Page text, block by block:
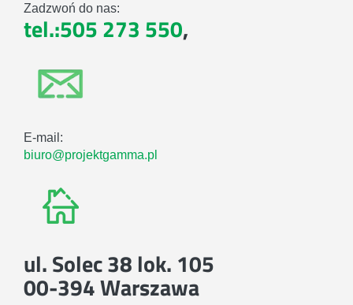
Zadzwoń do nas:
tel.:505 273 550,
E-mail:
biuro@projektgamma.pl
ul. Solec 38 lok. 105
00-394 Warszawa